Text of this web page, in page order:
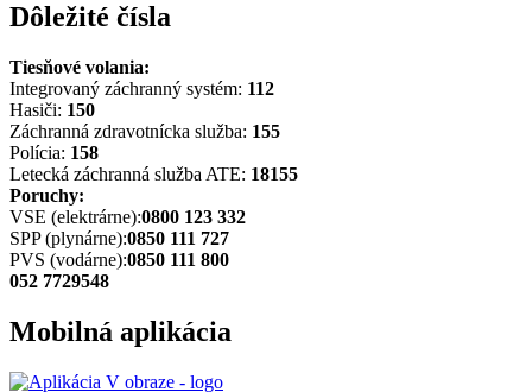
Dôležité čísla
Tiesňové volania:
Integrovaný záchranný systém: 112
Hasiči: 150
Záchranná zdravotnícka služba: 155
Polícia: 158
Letecká záchranná služba ATE: 18155
Poruchy:
VSE (elektrárne):0800 123 332
SPP (plynárne):0850 111 727
PVS (vodárne):0850 111 800
052 7729548
Mobilná aplikácia